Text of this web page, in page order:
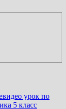
видео урок по
5 класс